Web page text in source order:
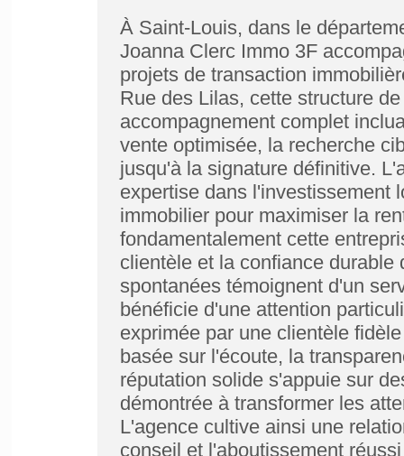
À Saint-Louis, dans le
Joanna Clerc Immo 3F
projets de transaction
Rue des Lilas, cette structure
accompagnement complet
vente optimisée, la recherche
jusqu'à la signature définitive.
expertise dans l'investissement
immobilier pour maximiser la
fondamentalement cette
clientèle et la confiance
spontanées témoignent d'un
bénéficie d'une attention
exprimée par une clientèle
basée sur l'écoute, la
réputation solide s'appuie sur
démontrée à transformer les
L'agence cultive ainsi une
conseil et l'aboutissement